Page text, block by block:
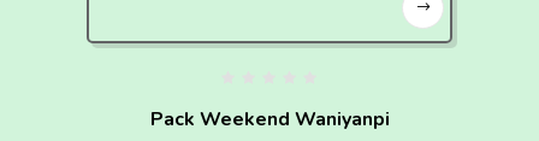
Pack Weekend Waniyanpi